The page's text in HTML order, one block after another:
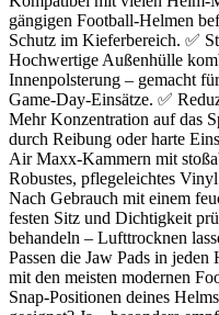
gängigen Football-Helmen
Schutz im Kieferbereich. ✅
Hochwertige Außenhülle
Innenpolsterung – gemacht
Game-Day-Einsätze. ✅
Mehr Konzentration auf das
durch Reibung oder harte
Air Maxx-Kammern mit
Robustes, pflegeleichtes
Nach Gebrauch mit einem
festen Sitz und Dichtigkeit
behandeln – Lufttrocknen
Passen die Jaw Pads in
mit den meisten modernen
Snap-Positionen deines